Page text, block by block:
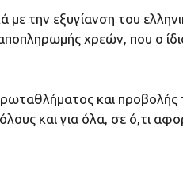
εξυγίανση του
χρεών, που ο
και προβολής
όλους και για όλα, σε